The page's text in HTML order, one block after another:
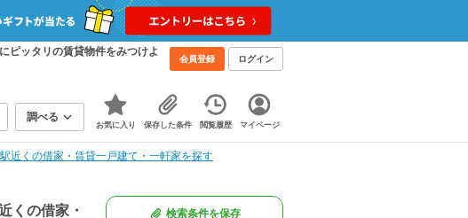
ピッタリの賃貸物件をみつけよ
会員登録 ログイン
調べる
お気に入り 保存した条件 閲覧履歴 マイページ
近くの借家・賃貸一戸建て・一軒家を探す
くの借家・
検索条件を保存